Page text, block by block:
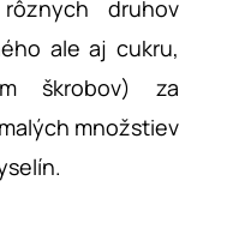
druhov
ale aj cukru,
škrobov) za
množstiev